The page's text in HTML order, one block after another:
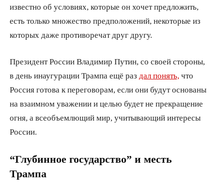
известно об условиях, которые он хочет предложить,
есть только множество предположений, некоторые из
которых даже противоречат друг другу.
Президент России Владимир Путин, со своей стороны,
в день инаугурации Трампа ещё раз дал понять, что
Россия готова к переговорам, если они будут основаны
на взаимном уважении и целью будет не прекращение
огня, а всеобъемлющий мир, учитывающий интересы
России.
“Глубинное государство” и месть
Трампа